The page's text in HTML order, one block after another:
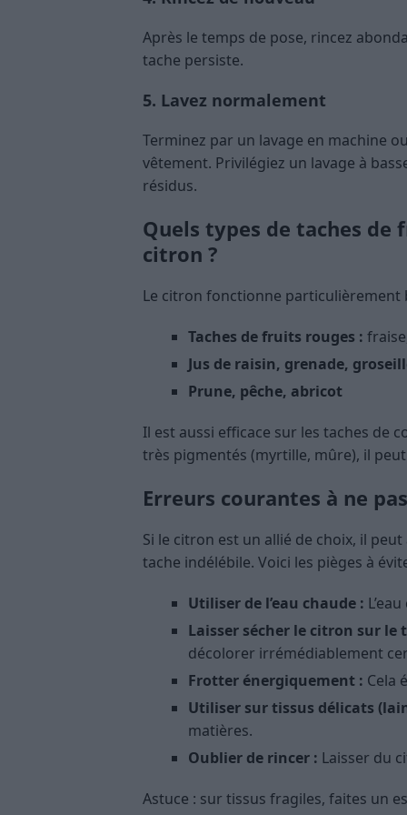
Après le temps de pose, rincez
tache persiste.
5. Lavez normalement
Terminez par un lavage en machine
vêtement. Privilégiez un lavage à
résidus.
Quels types de taches
citron ?
Le citron fonctionne particulièrement
Taches de fruits rouges :
Jus de raisin, grenade,
Prune, pêche, abricot
Il est aussi efficace sur les taches de
très pigmentés (myrtille, mûre), il
Erreurs courantes à ne
Si le citron est un allié de choix, il
tache indélébile. Voici les pièges à
Utiliser de l’eau chaude :
Laisser sécher le citron sur le
décolorer irrémédiablement
Frotter énergiquement : Cela
Utiliser sur tissus délicats
matières.
Oublier de rincer : Laisser du
Astuce : sur tissus fragiles, faites un